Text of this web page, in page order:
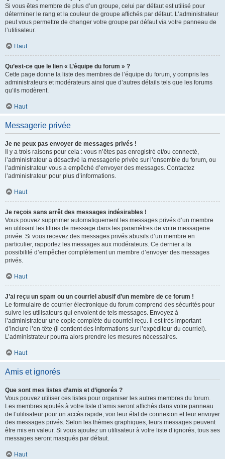
Si vous êtes membre de plus d’un groupe, celui par défaut est utilisé pour
déterminer le rang et la couleur de groupe affichés par défaut. L’administrateur
peut vous permettre de changer votre groupe par défaut via votre panneau de
l’utilisateur.
Haut
Qu’est-ce que le lien « L’équipe du forum » ?
Cette page donne la liste des membres de l’équipe du forum, y compris les
administrateurs et modérateurs ainsi que d’autres détails tels que les forums
qu’ils modèrent.
Haut
Messagerie privée
Je ne peux pas envoyer de messages privés !
Il y a trois raisons pour cela : vous n’êtes pas enregistré et/ou connecté,
l’administrateur a désactivé la messagerie privée sur l’ensemble du forum, ou
l’administrateur vous a empêché d’envoyer des messages. Contactez
l’administrateur pour plus d’informations.
Haut
Je reçois sans arrêt des messages indésirables !
Vous pouvez supprimer automatiquement les messages privés d’un membre
en utilisant les filtres de message dans les paramètres de votre messagerie
privée. Si vous recevez des messages privés abusifs d’un membre en
particulier, rapportez les messages aux modérateurs. Ce dernier a la
possibilité d’empêcher complètement un membre d’envoyer des messages
privés.
Haut
J’ai reçu un spam ou un courriel abusif d’un membre de ce forum !
Le formulaire de courrier électronique du forum comprend des sécurités pour
suivre les utilisateurs qui envoient de tels messages. Envoyez à
l’administrateur une copie complète du courriel reçu. Il est très important
d’inclure l’en-tête (il contient des informations sur l’expéditeur du courriel).
L’administrateur pourra alors prendre les mesures nécessaires.
Haut
Amis et ignorés
Que sont mes listes d’amis et d’ignorés ?
Vous pouvez utiliser ces listes pour organiser les autres membres du forum.
Les membres ajoutés à votre liste d’amis seront affichés dans votre panneau
de l’utilisateur pour un accès rapide, voir leur état de connexion et leur envoyer
des messages privés. Selon les thèmes graphiques, leurs messages peuvent
être mis en valeur. Si vous ajoutez un utilisateur à votre liste d’ignorés, tous ses
messages seront masqués par défaut.
Haut